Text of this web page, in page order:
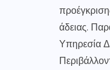
άδειας.
Υπηρεσία